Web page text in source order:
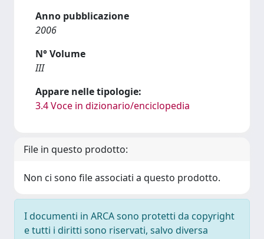
Anno pubblicazione
2006
N° Volume
III
Appare nelle tipologie:
3.4 Voce in dizionario/enciclopedia
File in questo prodotto:
Non ci sono file associati a questo prodotto.
I documenti in ARCA sono protetti da copyright
e tutti i diritti sono riservati, salvo diversa